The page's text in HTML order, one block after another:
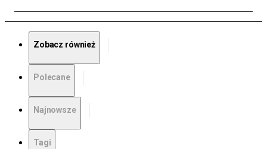
Zobacz również
Polecane
Najnowsze
Tagi